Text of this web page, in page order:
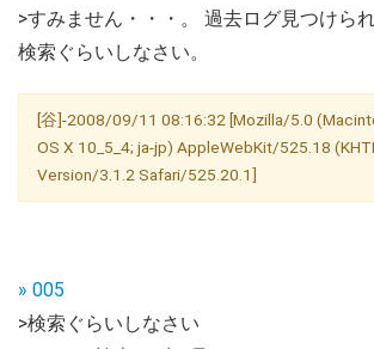
>すみません・・・。 過去ログ見つけら
検索ぐらいしなさい。
[谷]-2008/09/11 08:16:32 [Mozilla/5.0
OS X 10_5_4; ja-jp) AppleWebKit/525.18
Version/3.1.2 Safari/525.20.1]
» 005
>検索ぐらいしなさい